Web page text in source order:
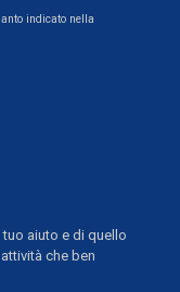
indicato nella
aiuto e di quello
che ben